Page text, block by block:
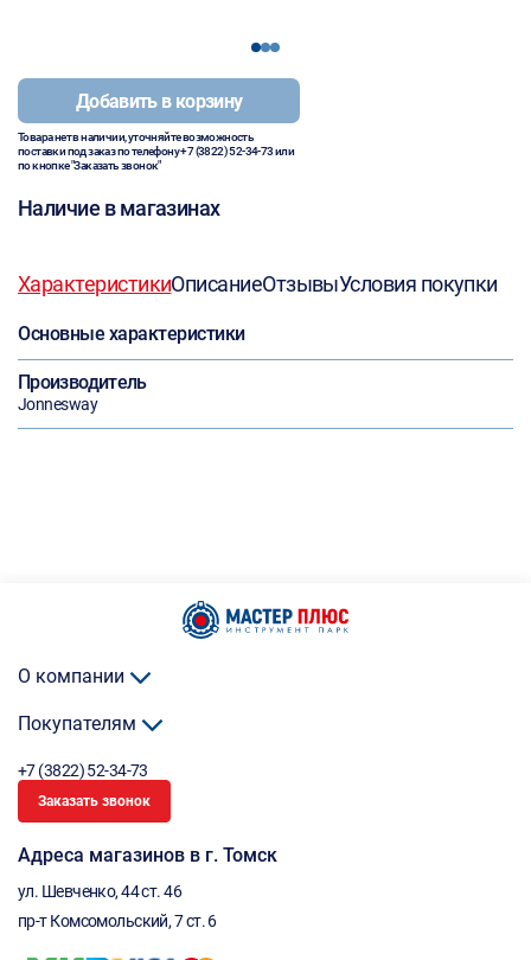
123
Добавить в корзину
Товара нет в наличии, уточняйте возможность
поставки под заказ по телефону+7 (3822) 52-34-73или
по кнопке "Заказать звонок"
Наличие в магазинах
ХарактеристикиОписаниеОтзывыУсловия покупки
Основные характеристики
Производитель
Jonnesway
О компании
Покупателям
+7 (3822) 52-34-73
Заказать звонок
Адреса магазинов в г. Томск
ул. Шевченко, 44 ст. 46
пр-т Комсомольский, 7 ст. 6